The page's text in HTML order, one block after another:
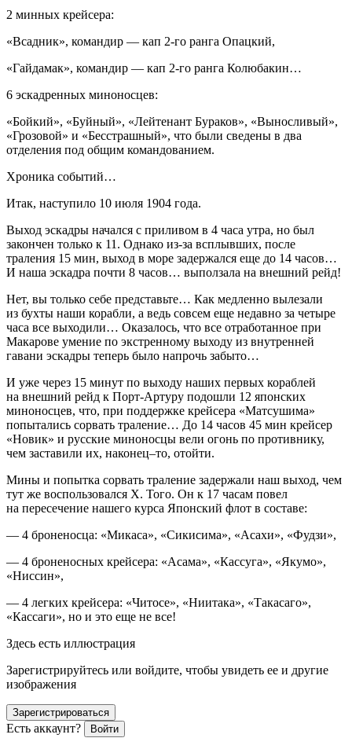
2 минных крейсера:
«Всадник», командир — кап 2-го ранга Опацкий,
«Гайдамак», командир — кап 2-го ранга Колюбакин…
6 эскадренных миноносцев:
«Бойкий», «Буйный», «Лейтенант Бураков», «Выносливый»,
«Грозовой» и «Бесстрашный», что были сведены в два
отделения под общим командованием.
Хроника событий…
Итак, наступило 10 июля 1904 года.
Выход эскадры начался с приливом в 4 часа утра, но был
закончен только к 11. Однако из-за всплывших, после
траления 15 мин, выход в море задержался еще до 14 часов…
И наша эскадра почти 8 часов… выползала на внешний рейд!
Нет, вы только себе представьте… Как медленно вылезали
из бухты наши корабли, а ведь совсем еще недавно за четыре
часа все выходили… Оказалось, что все отработанное при
Макарове умение по экстренному выходу из внутренней
гавани эскадры теперь было напрочь забыто…
И уже через 15 минут по выходу наших первых кораблей
на внешний рейд к Порт-Артуру подошли 12 японских
миноносцев, что, при поддержке крейсера «Матсушима»
попытались сорвать траление… До 14 часов 45 мин крейсер
«Новик» и русские миноносцы вели огонь по противнику,
чем заставили их, наконец–то, отойти.
Мины и попытка сорвать траление задержали наш выход, чем
тут же воспользовался Х. Того. Он к 17 часам повел
на пересечение нашего курса Японский флот в составе:
— 4 броненосца: «Микаса», «Сикисима», «Асахи», «Фудзи»,
— 4 броненосных крейсера: «Асама», «Кассуга», «Якумо»,
«Ниссин»,
— 4 легких крейсера: «Читосе», «Ниитака», «Такасаго»,
«Кассаги», но и это еще не все!
Здесь есть иллюстрация
Зарегистрируйтесь или войдите, чтобы увидеть ее и другие
изображения
Зарегистрироваться
Есть аккаунт? Войти